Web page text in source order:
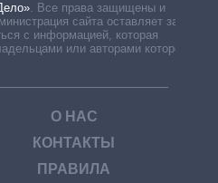
. Все права защищены и
сайта оставляет за
с информацией, которая
или авторами которой
О НАС
КОНТАКТЫ
ПРАВИЛА